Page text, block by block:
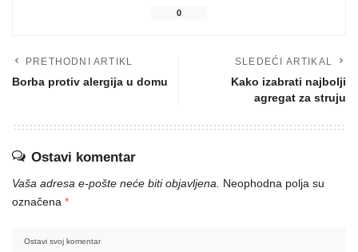
0
PRETHODNI ARTIKL
Borba protiv alergija u domu
SLEDEĆI ARTIKAL
Kako izabrati najbolji
agregat za struju
Ostavi komentar
Vaša adresa e-pošte neće biti objavljena. Neophodna polja su
označena *